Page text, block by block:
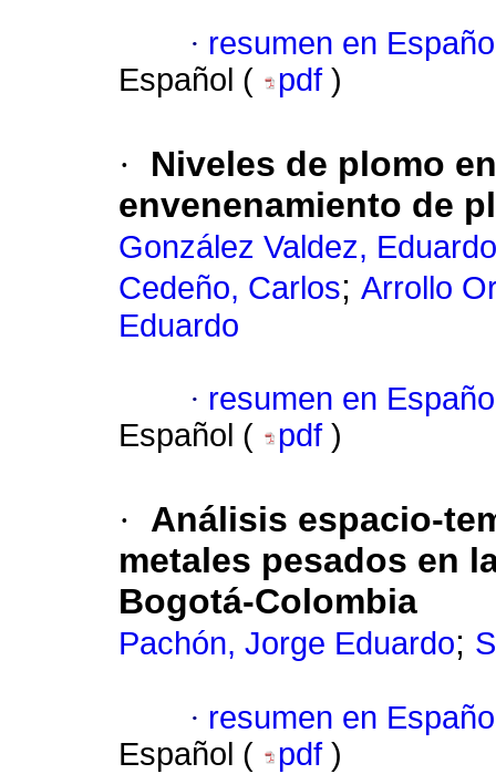
· resumen en
Español (
pdf )
·
Niveles de plomo
envenenamiento de
González Valdez, Eduardo
Cedeño, Carlos; Arrollo
Eduardo
· resumen en
Español (
pdf )
·
Análisis espacio-
metales pesados en
Bogotá-Colombia
Pachón, Jorge Eduardo;
· resumen en
Español (
pdf )